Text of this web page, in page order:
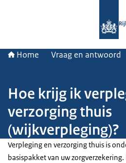
Home Vraag en antwoord
Hoe krijg ik
verzorging thuis
(wijkverpleging)?
Verpleging en verzorging thuis is
basispakket van uw